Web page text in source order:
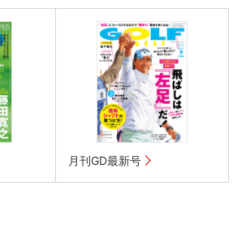
月刊GD最新号